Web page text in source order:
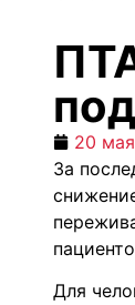
20
За
Для